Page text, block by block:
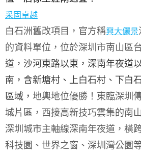
采固卓越
白石洲舊改項目，官方稱興大儷景
的資料單位， 位於深圳市南山區
道， 沙河東路以東，深南年夜道
南，含新塘村、上白石村、下白
區域， 地輿地位優勝！ 東臨深圳
城片區，西接高新技巧雲集的南
深圳城市主軸線深南年夜道，橫
科技園、世界之窗、深圳灣公園